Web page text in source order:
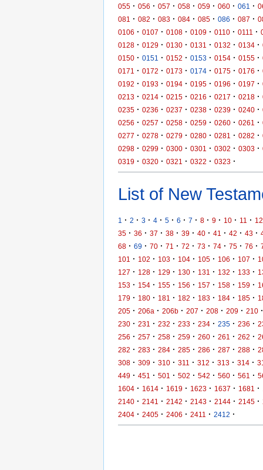
055 · 056 · 057 · 058 · 059 · 060 · 061 ·
081
· 082 · 083 · 084 · 085 · 086 · 087 ·
0106 · 0107 · 0108 · 0109 · 0110 · 0111 ·
0128 · 0129 · 0130 · 0131 · 0132 · 0134 ·
0150 · 0151 · 0152 · 0153 · 0154 · 0155 ·
0171
· 0172 · 0173 · 0174 · 0175 · 0176 ·
0192 · 0193 · 0194 · 0195 · 0196 · 0197 ·
0213 · 0214 · 0215 · 0216 · 0217 · 0218 ·
0235 · 0236 · 0237 · 0238 · 0239 · 0240 ·
0256 · 0257 · 0258 · 0259 · 0260 · 0261 ·
0277 · 0278 · 0279 · 0280 · 0281 · 0282 ·
0298 · 0299 · 0300 · 0301 · 0302 · 0303 ·
0319 · 0320 · 0321 · 0322 · 0323 ·
List of New
1 · 2 · 3 · 4 · 5 · 6 · 7 · 8 · 9 · 10 · 11 · 12
35 · 36 · 37 · 38 · 39 · 40 · 41 · 42 · 43 ·
68 · 69 · 70 · 71 · 72 · 73 · 74 · 75 · 76 ·
101
· 102 · 103 · 104 · 105 · 106 · 107 ·
127 · 128 · 129 · 130 · 131 · 132 · 133 ·
153 · 154 · 155 · 156 · 157 · 158 · 159 ·
179 · 180 · 181 · 182 · 183 · 184 · 185 ·
205 · 206a · 206b · 207 · 208 · 209 · 210 ·
230 · 231 · 232 · 233 · 234 · 235 · 236 ·
256 · 257 · 258 · 259 · 260 · 261 · 262 ·
282 · 283 · 284 · 285 · 286 · 287 · 288 ·
308 · 309 · 310 · 311 · 312 · 313 · 314 ·
449 · 451 · 501 · 502 · 542 · 560 · 561 ·
1604 · 1614 · 1619 · 1623 · 1637 · 1681 ·
2140 · 2141 · 2142 · 2143 · 2144 · 2145 ·
2404 · 2405 · 2406 · 2411 · 2412 ·